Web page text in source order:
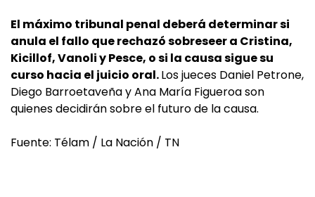
El máximo tribunal penal deberá determinar si
anula el fallo que rechazó sobreseer a Cristina,
Kicillof, Vanoli y Pesce, o si la causa sigue su
curso hacia el juicio oral.Los jueces Daniel Petrone,
Diego Barroetaveña y Ana María Figueroa son
quienes decidirán sobre el futuro de la causa.
Fuente: Télam / La Nación / TN